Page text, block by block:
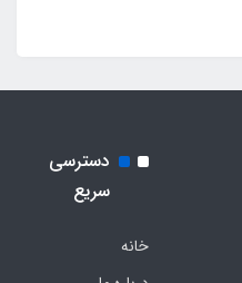
دسترسی
سریع
خانه